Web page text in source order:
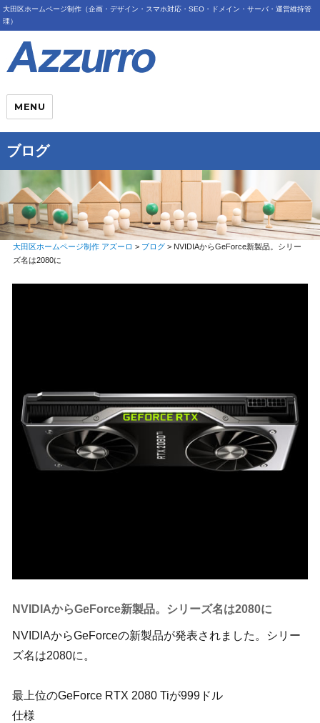
大田区ホームページ制作（企画・デザイン・スマホ対応・SEO・ドメイン・サーバ・運営維持管
理）
MENU
ブログ
大田区ホームページ制作 アズーロ > ブログ> NVIDIAからGeForce新製品。シリー
ズ名は2080に
NVIDIAからGeForce新製品。シリーズ名は2080に
NVIDIAからGeForceの新製品が発表されました。シリー
ズ名は2080に。
最上位のGeForce RTX 2080 Tiが999ドル
仕様